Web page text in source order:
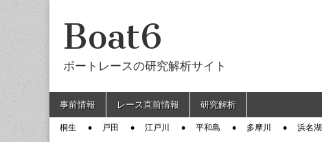
Boat6
ボートレースの研究解析サイト
Main menu
Skip to content
事前情報 レース直前情報 研究解析
Sub menu
桐生 戸田 江戸川 平和島 多摩川 浜名湖